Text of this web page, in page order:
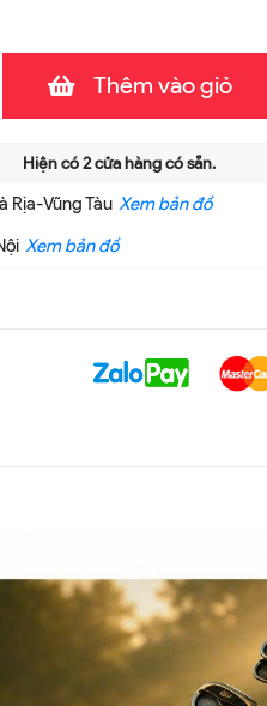
Thêm vào giỏ
Hiện có2cửa hàng có sẵn.
Rịa-Vũng Tàu Xem bản đồ
Xem bản đồ